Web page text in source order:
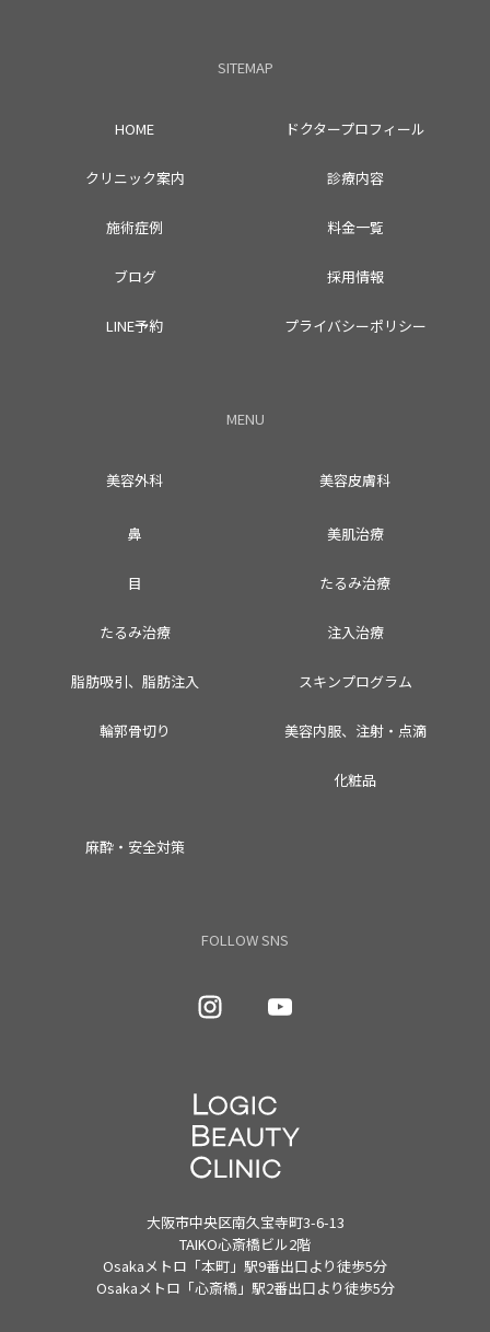
SITEMAP
HOME ドクタープロフィール
クリニック案内 診療内容
施術症例 料金一覧
ブログ 採用情報
LINE予約 プライバシーポリシー
MENU
美容外科
鼻
目
たるみ治療
脂肪吸引、脂肪注入
輪郭骨切り
美容皮膚科
美肌治療
たるみ治療
注入治療
スキンプログラム
美容内服、注射・点滴
化粧品
麻酔・安全対策
FOLLOW SNS
大阪市中央区南久宝寺町3-6-13
TAIKO心斎橋ビル2階
Osakaメトロ「本町」駅9番出口より徒歩5分
Osakaメトロ「心斎橋」駅2番出口より徒歩5分